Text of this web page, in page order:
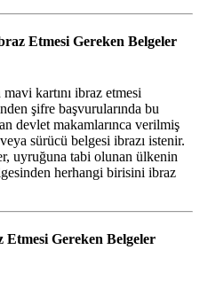
Etmesi Gereken Belgeler
kartını ibraz etmesi
şifre başvurularında bu
devlet makamlarınca verilmiş
sürücü belgesi ibrazı istenir.
uyruğuna tabi olunan ülkenin
herhangi birisini ibraz
Etmesi Gereken Belgeler